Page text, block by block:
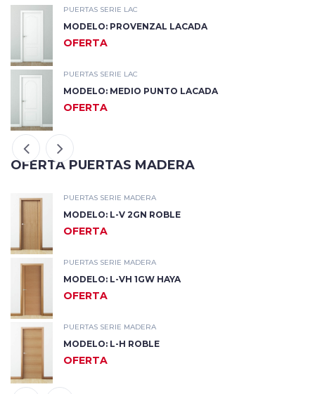
PUERTAS SERIE LAC
MODELO: PROVENZAL LACADA
OFERTA
PUERTAS SERIE LAC
MODELO: MEDIO PUNTO LACADA
OFERTA
OFERTA PUERTAS MADERA
PUERTAS SERIE MADERA
MODELO: L-V 2GN ROBLE
OFERTA
PUERTAS SERIE MADERA
MODELO: L-VH 1GW HAYA
OFERTA
PUERTAS SERIE MADERA
MODELO: L-H ROBLE
OFERTA